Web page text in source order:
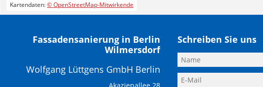
Kartendaten:© OpenStreetMap-Mitwirkende
Fassadensanierung in Berlin
Wilmersdorf
Wolfgang Lüttgens GmbH Berlin
Schreiben Sie uns